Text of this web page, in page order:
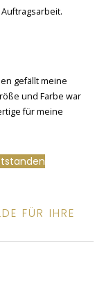
gefällt meine
und Farbe war
für meine
FÜR IHRE